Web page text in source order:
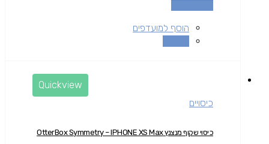
הוסף למועדפים
Quickview
כיסויים
כיסוי שקוף מנצנץ OtterBox Symmetry – IPHONE XS Max